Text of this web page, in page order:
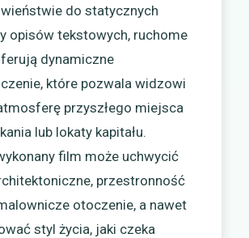
do statycznych
opisów tekstowych, ruchome
dynamiczne
które pozwala widzowi
przyszłego miejsca
lub lokaty kapitału.
film może uchwycić
przestronność
otoczenie, a nawet
styl życia, jaki czeka